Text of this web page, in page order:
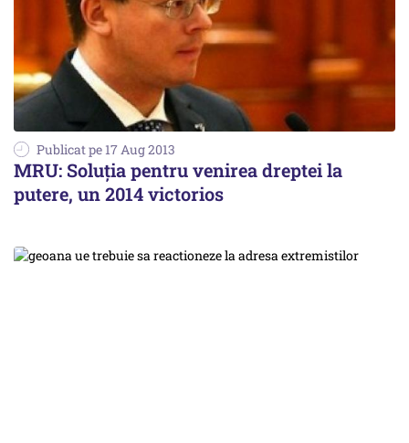
Publicat pe 17 Aug 2013
MRU: Soluția pentru venirea dreptei la
putere, un 2014 victorios